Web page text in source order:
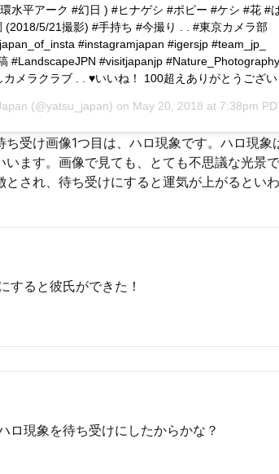
水平アーク #幻日 ) #ヒナゲシ #ポピー #ケシ #花 #
(2018/5/21撮影) #手持ち #今撮り . . #東京カメラ部
#instagramjapan #igersjp #team_jp_
#LandscapeJPN #visitjapanjp #Nature_Photography
メラクラブ . . ♥いいね！ 100超えありがとうござい
(@yatsu_japan) on May 20, 2018 at 7:38pm
受け画像1つ目は、ハロ現象です。ハロ現象
ます。画像で見ても、とても不思議な光景
され、待ち受けにすると運気が上がるとい
すると彼氏ができた！
ロ現象を待ち受けにしたからかな？